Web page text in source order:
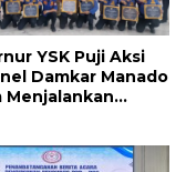
YSK Puji Aksi
Damkar Manado
Menjalankan